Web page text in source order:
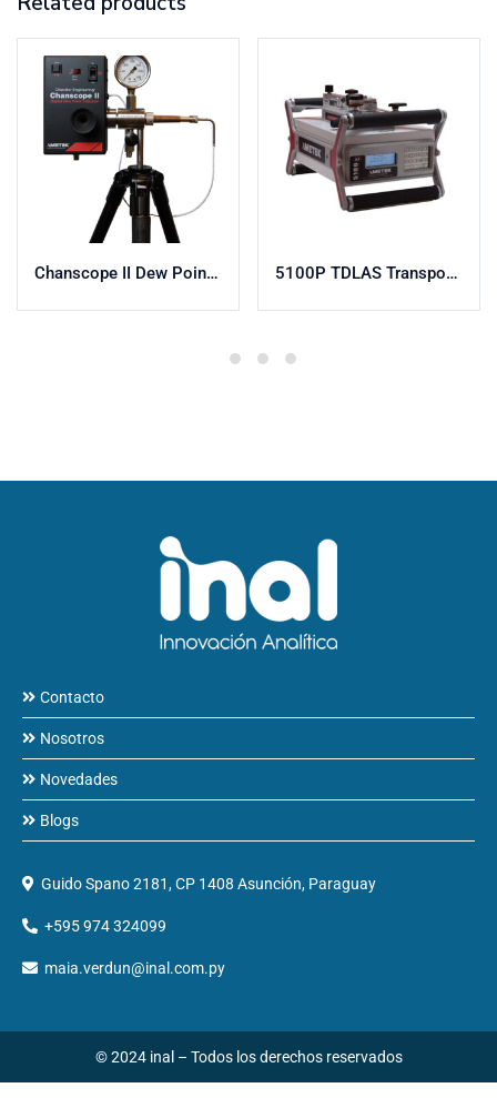
Chanscope II Dew Point Tester 5100P TDLAS Transportable
Contacto
Nosotros
Novedades
Blogs
Guido Spano 2181, CP 1408 Asunción, Paraguay
+595 974 324099
maia.verdun@inal.com.py
© 2024 inal – Todos los derechos reservados